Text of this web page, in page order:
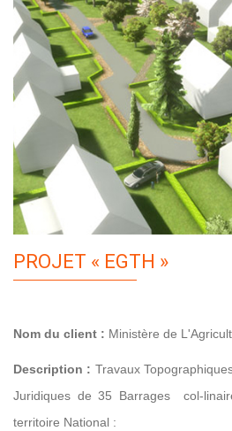
PROJET « EGTH »
Nom du client : Ministère de
Description : Travaux
Juridiques de 35 Barrages col-
territoire National :